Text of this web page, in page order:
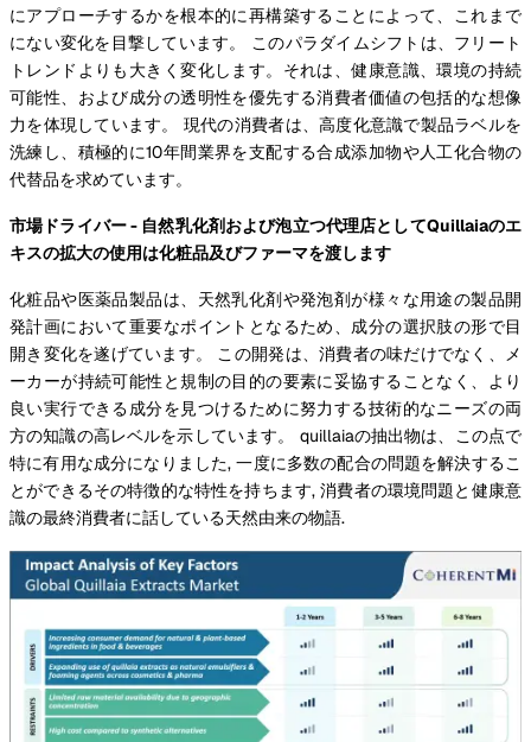
にアプローチするかを根本的に再構築することによって、これまで
にない変化を目撃しています。 このパラダイムシフトは、フリート
トレンドよりも大きく変化します。それは、健康意識、環境の持続
可能性、および成分の透明性を優先する消費者価値の包括的な想像
力を体現しています。 現代の消費者は、高度化意識で製品ラベルを
洗練し、積極的に10年間業界を支配する合成添加物や人工化合物の
代替品を求めています。
市場ドライバー - 自然乳化剤および泡立つ代理店としてQuillaiaのエ
キスの拡大の使用は化粧品及びファーマを渡します
化粧品や医薬品製品は、天然乳化剤や発泡剤が様々な用途の製品開
発計画において重要なポイントとなるため、成分の選択肢の形で目
開き変化を遂げています。 この開発は、消費者の味だけでなく、メ
ーカーが持続可能性と規制の目的の要素に妥協することなく、より
良い実行できる成分を見つけるために努力する技術的なニーズの両
方の知識の高レベルを示しています。 quillaiaの抽出物は、この点で
特に有用な成分になりました, 一度に多数の配合の問題を解決するこ
とができるその特徴的な特性を持ちます, 消費者の環境問題と健康意
識の最終消費者に話している天然由来の物語.